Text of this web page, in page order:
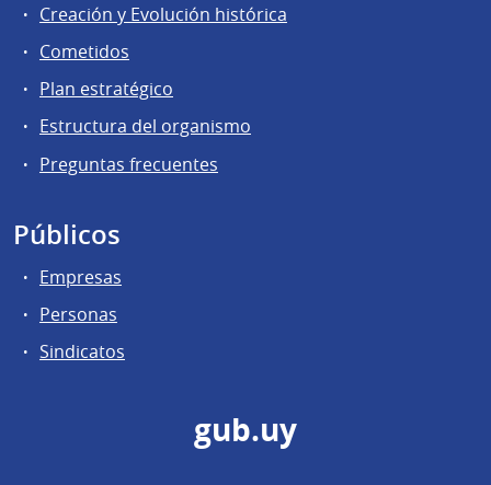
Creación y Evolución histórica
Cometidos
Plan estratégico
Estructura del organismo
Preguntas frecuentes
Públicos
Empresas
Personas
Sindicatos
gub.uy